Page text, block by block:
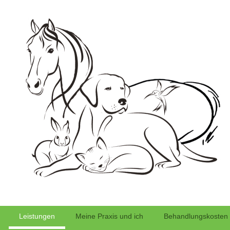
Leistungen Meine Praxis und ich Behandlungskosten